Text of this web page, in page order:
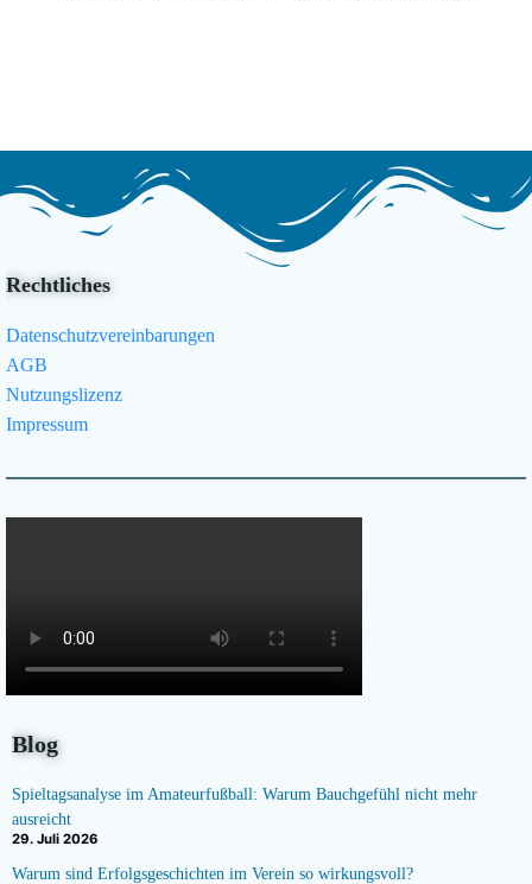
Rechtliches
Datenschutzvereinbarungen
AGB
Nutzungslizenz
Impressum
Blog
Spieltagsanalyse im Amateurfußball: Warum Bauchgefühl nicht mehr
ausreicht
29. Juli 2026
Warum sind Erfolgsgeschichten im Verein so wirkungsvoll?